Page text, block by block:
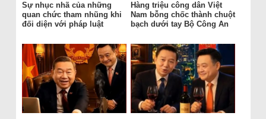
Sự nhục nhã của những
quan chức tham nhũng khi
đối diện với pháp luật
Hàng triệu công dân Việt
Nam bỗng chốc thành chuột
bạch dưới tay Bộ Công An